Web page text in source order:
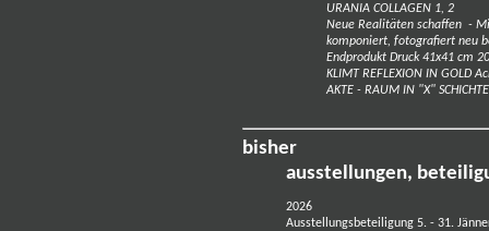
URANIA COLLAGEN 1, 2
Neue Realitäten schaffen -
komponiert, fotografiert neu
Endprodukt Druck 41x41 cm
KLIMT REFLEXION IN GOLD
AKTE - RAUM IN "X"
bisher
ausstellungen,
2026
Ausstellungsbeteiligung 5. - 31.